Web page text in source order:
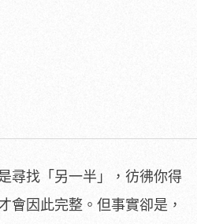
尋找「另一半」，彷彿你得
會因此完整。但事實卻是，